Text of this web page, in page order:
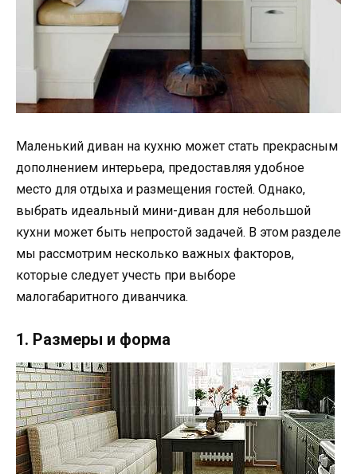
Маленький диван на кухню может стать прекрасным
дополнением интерьера, предоставляя удобное
место для отдыха и размещения гостей. Однако,
выбрать идеальный мини-диван для небольшой
кухни может быть непростой задачей. В этом разделе
мы рассмотрим несколько важных факторов,
которые следует учесть при выборе
малогабаритного диванчика.
1. Размеры и форма